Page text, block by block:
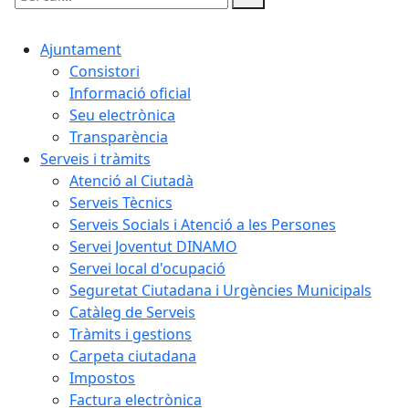
Cercar:
Ajuntament
Consistori
Informació oficial
Seu electrònica
Transparència
Serveis i tràmits
Atenció al Ciutadà
Serveis Tècnics
Serveis Socials i Atenció a les Persones
Servei Joventut DINAMO
Servei local d'ocupació
Seguretat Ciutadana i Urgències Municipals
Catàleg de Serveis
Tràmits i gestions
Carpeta ciutadana
Impostos
Factura electrònica